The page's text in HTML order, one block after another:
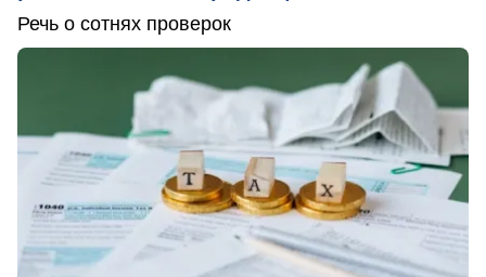
Речь о сотнях проверок